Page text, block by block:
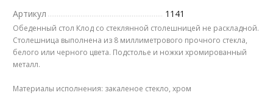
Артикул 1141
Обеденный стол Клод со стеклянной столешницей не раскладной.
Столешница выполнена из 8 миллиметрового прочного стекла,
белого или черного цвета. Подстолье и ножки хромированный
металл.
Материалы исполнения: закаленое стекло, хром